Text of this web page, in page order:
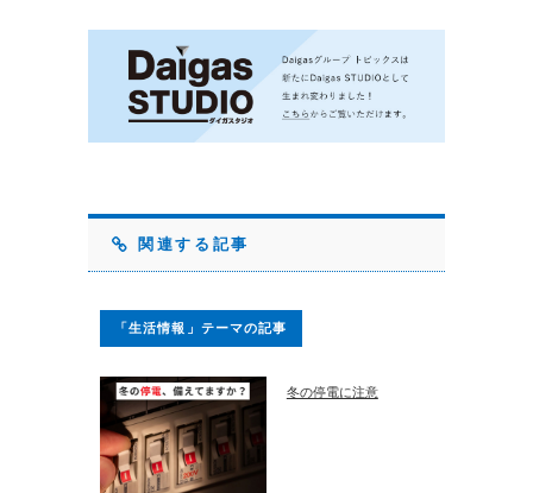
関連する記事
「生活情報」テーマの記事
冬の停電に注意